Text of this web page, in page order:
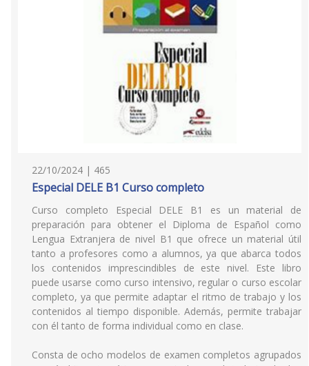
22/10/2024 | 465
Especial DELE B1 Curso completo
Curso completo Especial DELE B1 es un material de
preparación para obtener el Diploma de Español como
Lengua Extranjera de nivel B1 que ofrece un material útil
tanto a profesores como a alumnos, ya que abarca todos
los contenidos imprescindibles de este nivel. Este libro
puede usarse como curso intensivo, regular o curso escolar
completo, ya que permite adaptar el ritmo de trabajo y los
contenidos al tiempo disponible. Además, permite trabajar
con él tanto de forma individual como en clase.
Consta de ocho modelos de examen completos agrupados